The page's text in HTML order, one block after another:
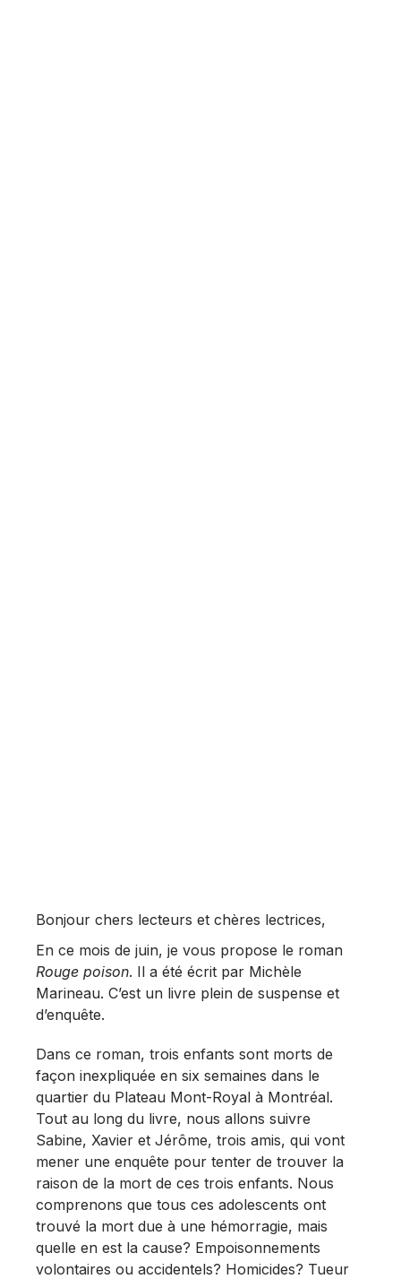
Bonjour chers lecteurs et chères lectrices,
En ce mois de juin, je vous propose le roman
Rouge poison. Il a été écrit par Michèle
Marineau. C’est un livre plein de suspense et
d’enquête.
Dans ce roman, trois enfants sont morts de
façon inexpliquée en six semaines dans le
quartier du Plateau Mont-Royal à Montréal.
Tout au long du livre, nous allons suivre
Sabine, Xavier et Jérôme, trois amis, qui vont
mener une enquête pour tenter de trouver la
raison de la mort de ces trois enfants. Nous
comprenons que tous ces adolescents ont
trouvé la mort due à une hémorragie, mais
quelle en est la cause? Empoisonnements
volontaires ou accidentels? Homicides? Tueur